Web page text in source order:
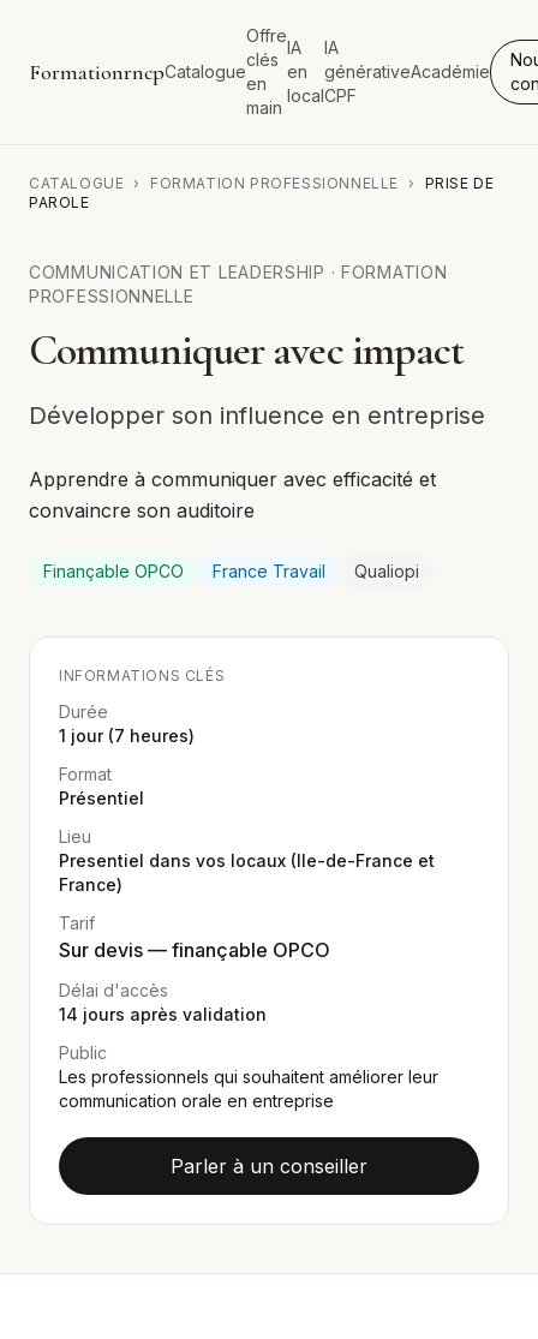
FormationrncpCatalogue
Offre
clés
en
main
IA
en
local
IA
générative
CPF
Académie
CATALOGUE › FORMATION PROFESSIONNELLE ›
PRISE DE
PAROLE
COMMUNICATION ET LEADERSHIP ·FORMATION
PROFESSIONNELLE
Communiquer avec impact
Développer son influence en entreprise
Apprendre à communiquer avec efficacité et
convaincre son auditoire
Finançable OPCO France Travail Qualiopi
INFORMATIONS CLÉS
Durée
1 jour (7 heures)
Format
Présentiel
Lieu
Presentiel dans vos locaux (Ile-de-France et
France)
Tarif
Sur devis — finançable OPCO
Délai d'accès
14 jours après validation
Public
Les professionnels qui souhaitent améliorer leur
communication orale en entreprise
Parler à un conseiller